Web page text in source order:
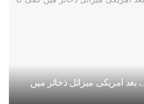
بعد امریکی میزائل ذخائر میں